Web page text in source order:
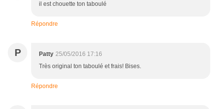
il est chouette ton taboulé
Répondre
P Patty 25/05/2016 17:16
Très original ton taboulé et frais! Bises.
Répondre